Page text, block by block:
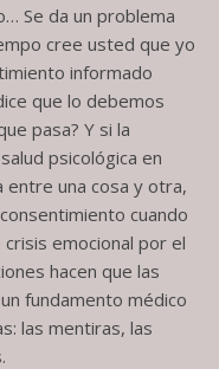
Se da un problema
cree usted que yo
informado
que lo debemos
pasa? Y si la
psicológica en
entre una cosa y otra,
cuando
emocional por el
hacen que las
fundamento médico
las mentiras, las